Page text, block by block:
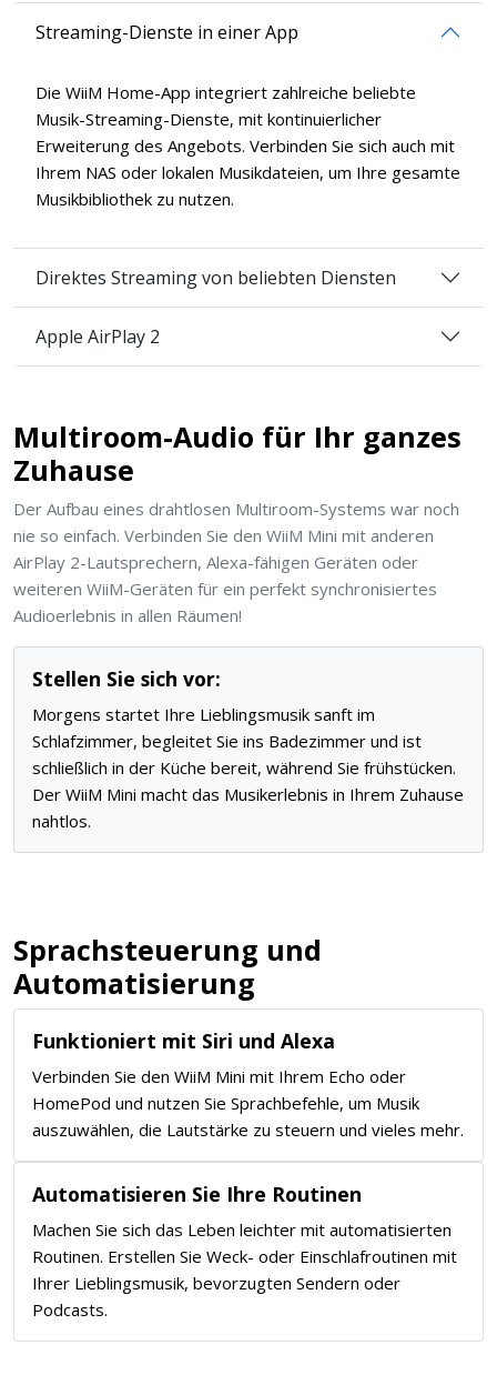
Streaming-Dienste in einer App
Die WiiM Home-App integriert zahlreiche beliebte
Musik-Streaming-Dienste, mit kontinuierlicher
Erweiterung des Angebots. Verbinden Sie sich auch mit
Ihrem NAS oder lokalen Musikdateien, um Ihre gesamte
Musikbibliothek zu nutzen.
Direktes Streaming von beliebten Diensten
Apple AirPlay 2
Multiroom-Audio für Ihr ganzes
Zuhause
Der Aufbau eines drahtlosen Multiroom-Systems war noch
nie so einfach. Verbinden Sie den WiiM Mini mit anderen
AirPlay 2-Lautsprechern, Alexa-fähigen Geräten oder
weiteren WiiM-Geräten für ein perfekt synchronisiertes
Audioerlebnis in allen Räumen!
Stellen Sie sich vor:
Morgens startet Ihre Lieblingsmusik sanft im
Schlafzimmer, begleitet Sie ins Badezimmer und ist
schließlich in der Küche bereit, während Sie frühstücken.
Der WiiM Mini macht das Musikerlebnis in Ihrem Zuhause
nahtlos.
Sprachsteuerung und
Automatisierung
Funktioniert mit Siri und Alexa
Verbinden Sie den WiiM Mini mit Ihrem Echo oder
HomePod und nutzen Sie Sprachbefehle, um Musik
auszuwählen, die Lautstärke zu steuern und vieles mehr.
Automatisieren Sie Ihre Routinen
Machen Sie sich das Leben leichter mit automatisierten
Routinen. Erstellen Sie Weck- oder Einschlafroutinen mit
Ihrer Lieblingsmusik, bevorzugten Sendern oder
Podcasts.